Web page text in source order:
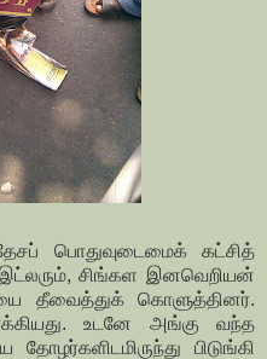
பொதுவுடைமைக் கட்சித்
சிங்கள இனவெறியன்
தீவைத்துக் கொளுத்தினர்.
உடனே அங்கு வந்த
பிடுங்கி